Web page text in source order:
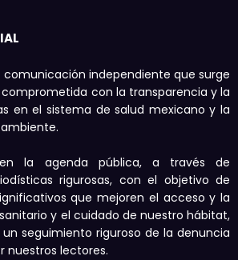
independiente que surge
con la transparencia y la
en el sistema de salud mexicano y la
en la agenda pública, a través de
rigurosas, con el objetivo de
que mejoren el acceso y la
y el cuidado de nuestro hábitat,
seguimiento riguroso de la denuncia
nuestros lectores.